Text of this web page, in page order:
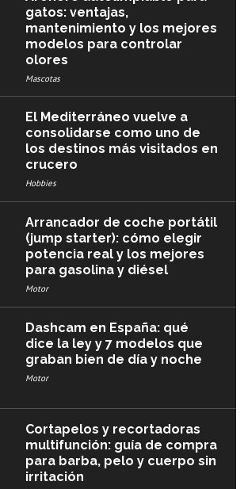
gatos: ventajas,
mantenimiento y los mejores
modelos para controlar
olores
Mascotas
El Mediterráneo vuelve a
consolidarse como uno de
los destinos más visitados en
crucero
Hobbies
Arrancador de coche portátil
(jump starter): cómo elegir
potencia real y los mejores
para gasolina y diésel
Motor
Dashcam en España: qué
dice la ley y 7 modelos que
graban bien de día y noche
Motor
Cortapelos y recortadoras
multifunción: guía de compra
para barba, pelo y cuerpo sin
irritación